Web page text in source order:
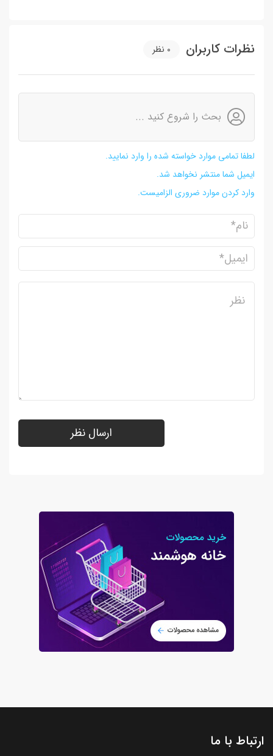
نظرات کاربران 0 نظر
بحث را شروع کنید ...
لطفا تمامی موارد خواسته شده را وارد نمایید.
ایمیل شما منتشر نخواهد شد.
وارد کردن موارد ضروری الزامیست.
ارتباط با ما